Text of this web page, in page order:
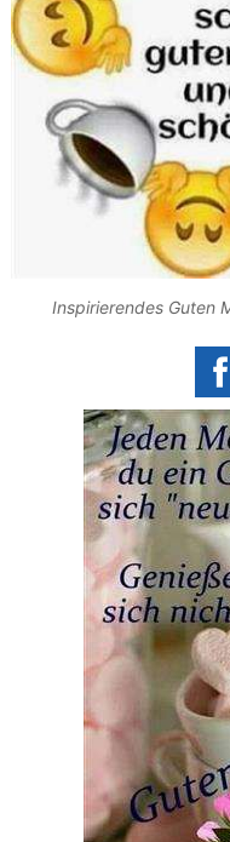
Inspirierendes Guten